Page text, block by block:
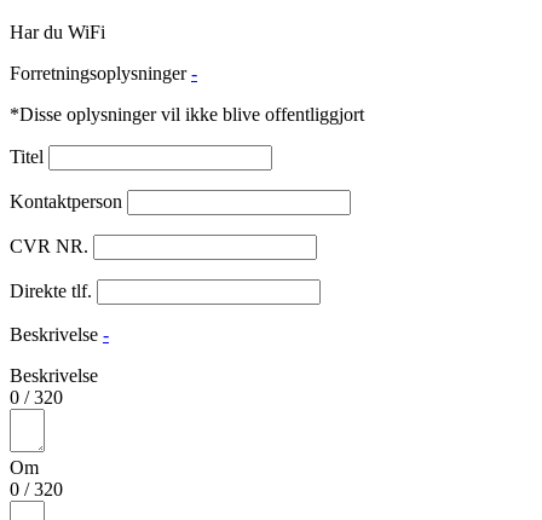
Har du WiFi
Forretningsoplysninger -
*Disse oplysninger vil ikke blive offentliggjort
Titel
Kontaktperson
CVR NR.
Direkte tlf.
Beskrivelse -
Beskrivelse
0 /320
Om
0 /320